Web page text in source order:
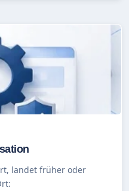
landet früher oder